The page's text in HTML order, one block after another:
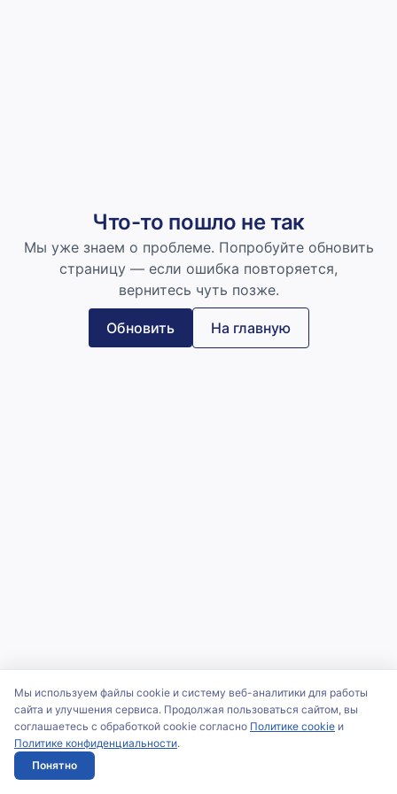
Что-то пошло не так
Мы уже знаем о проблеме. Попробуйте обновить
страницу — если ошибка повторяется,
вернитесь чуть позже.
Обновить На главную
Мы используем файлы cookie и систему веб-аналитики для работы
сайта и улучшения сервиса. Продолжая пользоваться сайтом, вы
соглашаетесь с обработкой cookie согласно Политике cookie и
Политике конфиденциальности.
Понятно